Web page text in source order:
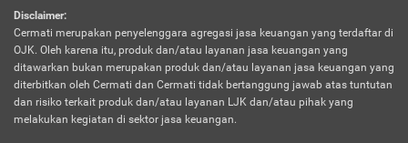
Disclaimer:
Cermati merupakan penyelenggara agregasi jasa keuangan yang terdaftar di
OJK. Oleh karena itu, produk dan/atau layanan jasa keuangan yang
ditawarkan bukan merupakan produk dan/atau layanan jasa keuangan yang
diterbitkan oleh Cermati dan Cermati tidak bertanggung jawab atas tuntutan
dan risiko terkait produk dan/atau layanan LJK dan/atau pihak yang
melakukan kegiatan di sektor jasa keuangan.